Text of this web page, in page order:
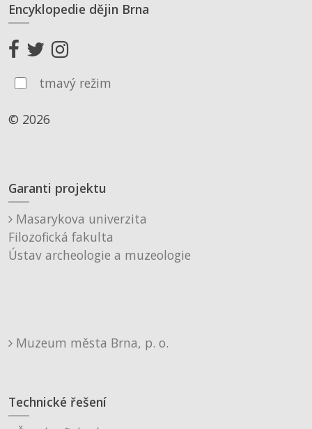
Encyklopedie dějin Brna
tmavý režim
© 2026
Garanti projektu
Masarykova univerzita
Filozofická fakulta
Ústav archeologie a muzeologie
Muzeum města Brna, p. o.
Technické řešení